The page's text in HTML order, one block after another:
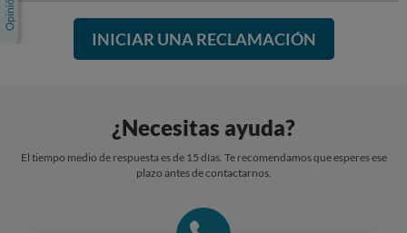
INICIAR UNA RECLAMACIÓN
¿Necesitas ayuda?
El tiempo medio de respuesta es de 15 días. Te recomendamos que esperes ese
plazo antes de contactarnos.